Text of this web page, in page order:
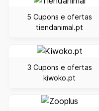
5 Cupons e ofertas
tiendanimal.pt
3 Cupons e ofertas
kiwoko.pt